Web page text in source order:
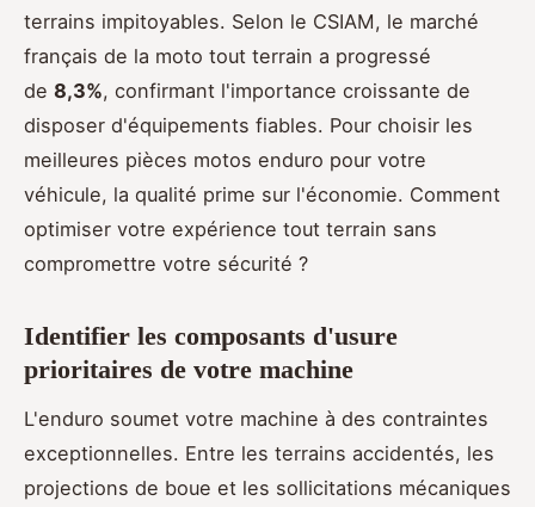
terrains impitoyables. Selon le CSIAM, le marché
français de la moto tout terrain a progressé
de 8,3%, confirmant l'importance croissante de
disposer d'équipements fiables. Pour choisir les
meilleures pièces motos enduro pour votre
véhicule, la qualité prime sur l'économie. Comment
optimiser votre expérience tout terrain sans
compromettre votre sécurité ?
Identifier les composants d'usure
prioritaires de votre machine
L'enduro soumet votre machine à des contraintes
exceptionnelles. Entre les terrains accidentés, les
projections de boue et les sollicitations mécaniques